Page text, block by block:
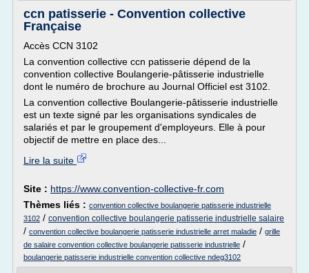
ccn patisserie - Convention collective
Française
Accès CCN 3102
La convention collective ccn patisserie dépend de la
convention collective Boulangerie-pâtisserie industrielle
dont le numéro de brochure au Journal Officiel est 3102.
La convention collective Boulangerie-pâtisserie industrielle
est un texte signé par les organisations syndicales de
salariés et par le groupement d'employeurs. Elle à pour
objectif de mettre en place des...
Lire la suite
Site : https://www.convention-collective-fr.com
Thèmes liés : convention collective boulangerie patisserie industrielle
3102 / convention collective boulangerie patisserie industrielle salaire
/ convention collective boulangerie patisserie industrielle arret maladie / grille
de salaire convention collective boulangerie patisserie industrielle /
boulangerie patisserie industrielle convention collective ndeg3102